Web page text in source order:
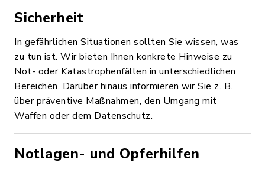
Sicherheit
In gefährlichen Situationen sollten Sie wissen, was
zu tun ist. Wir bieten Ihnen konkrete Hinweise zu
Not- oder Katastrophenfällen in unterschiedlichen
Bereichen. Darüber hinaus informieren wir Sie z. B.
über präventive Maßnahmen, den Umgang mit
Waffen oder dem Datenschutz.
Notlagen- und Opferhilfen